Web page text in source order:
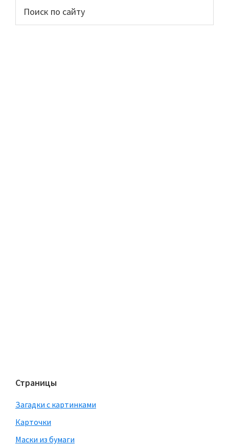
Основной
сайдбар
Страницы
Загадки с картинками
Карточки
Маски из бумаги